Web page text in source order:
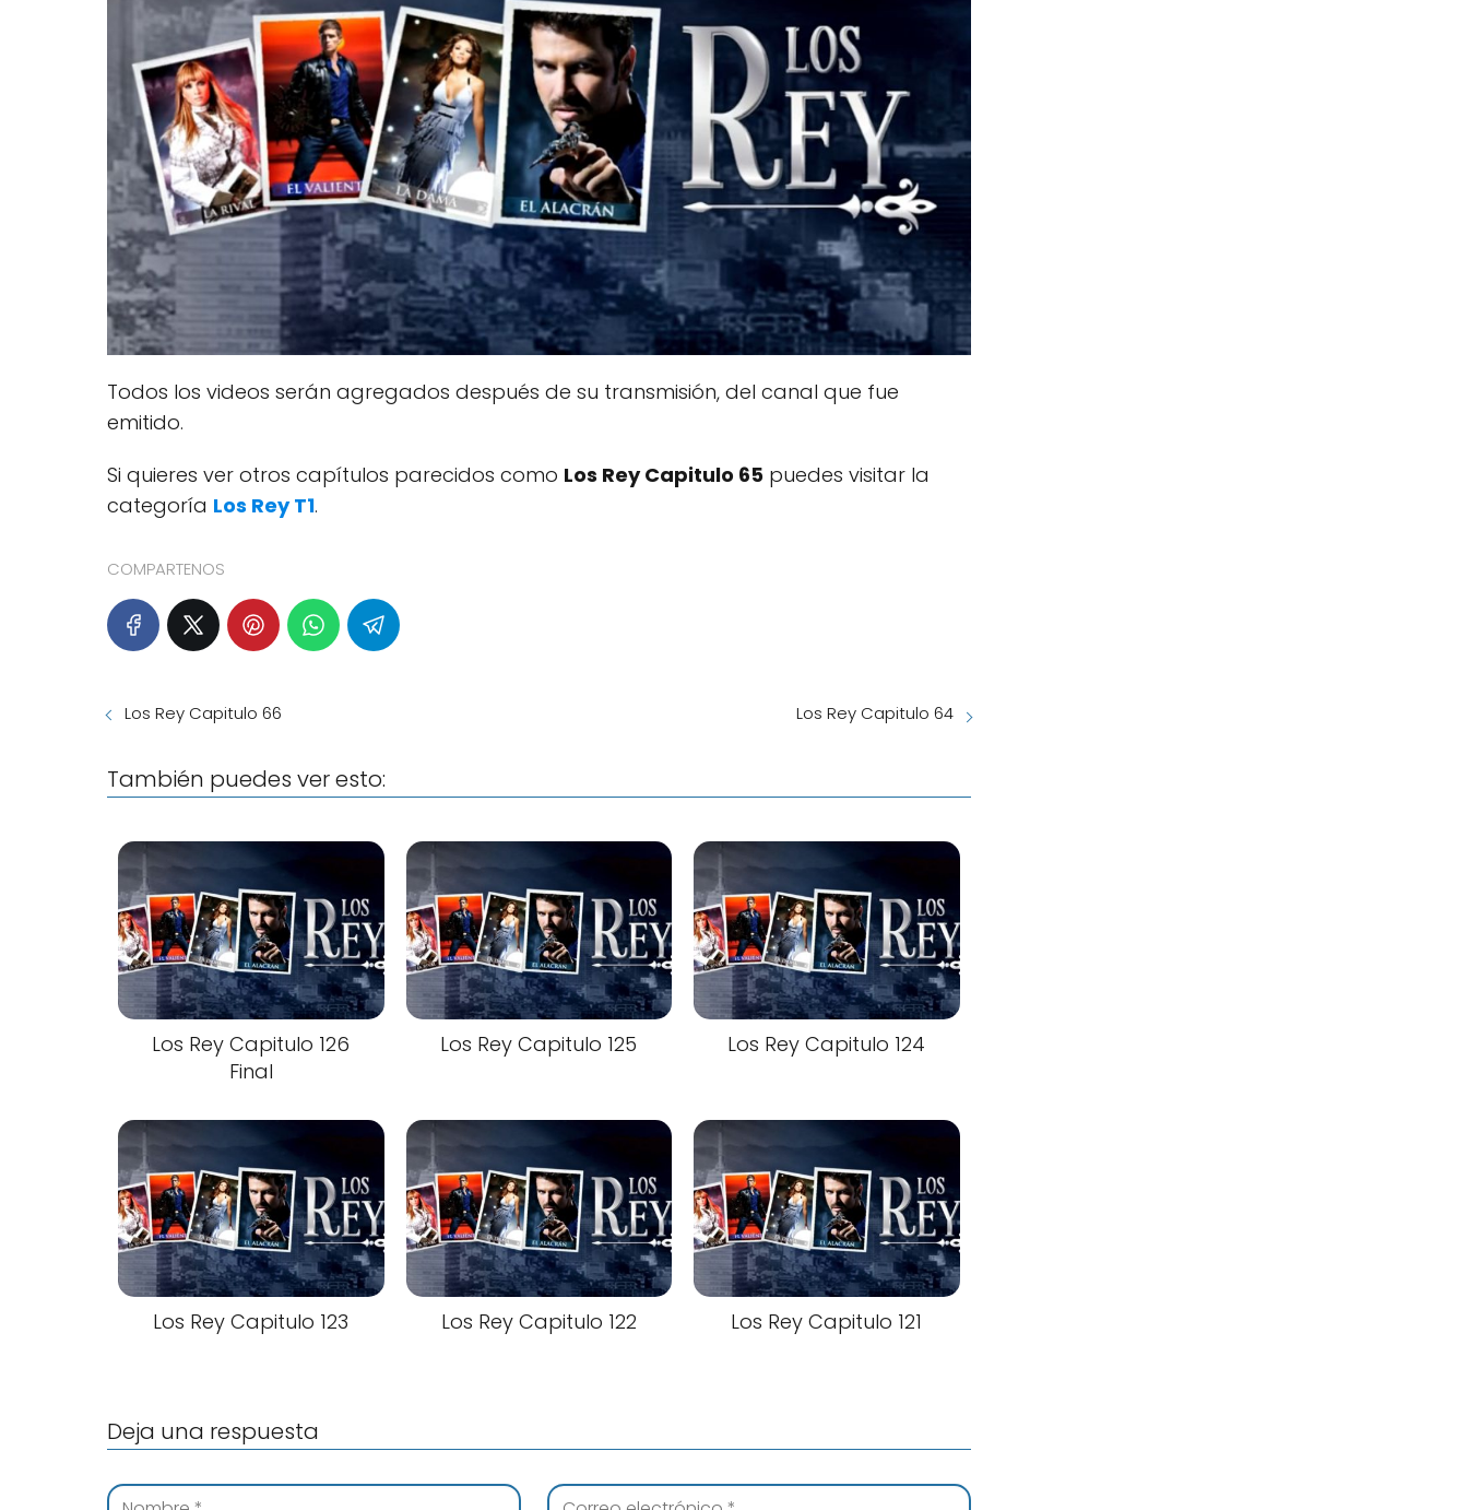
Todos los videos serán agregados después de su transmisión, del canal que fue
emitido.
Si quieres ver otros capítulos parecidos como Los Rey Capitulo 65 puedes visitar la
categoría Los Rey T1.
COMPARTENOS
Los Rey Capitulo 66 Los Rey Capitulo 64
También puedes ver esto:
Los Rey Capitulo 126
Final
Los Rey Capitulo 125 Los Rey Capitulo 124
Los Rey Capitulo 123 Los Rey Capitulo 122 Los Rey Capitulo 121
Deja una respuesta